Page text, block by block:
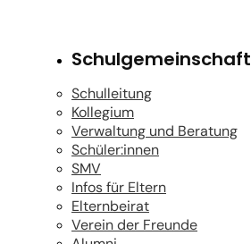
Schulgemeinschaft
Schulleitung
Kollegium
Verwaltung und Beratung
Schüler:innen
SMV
Infos für Eltern
Elternbeirat
Verein der Freunde